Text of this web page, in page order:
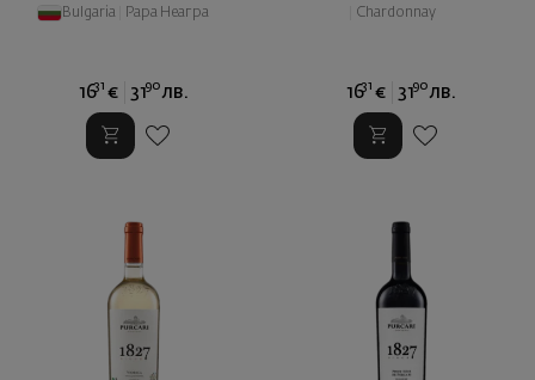
Bulgaria Рара Неагра
1631 € 3190 лв.
Chardonnay
1631 € 3190 лв.